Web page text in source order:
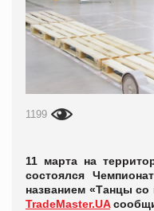
1199
11 марта на
состоялся
названием «Танцы
TradeMaster.UA